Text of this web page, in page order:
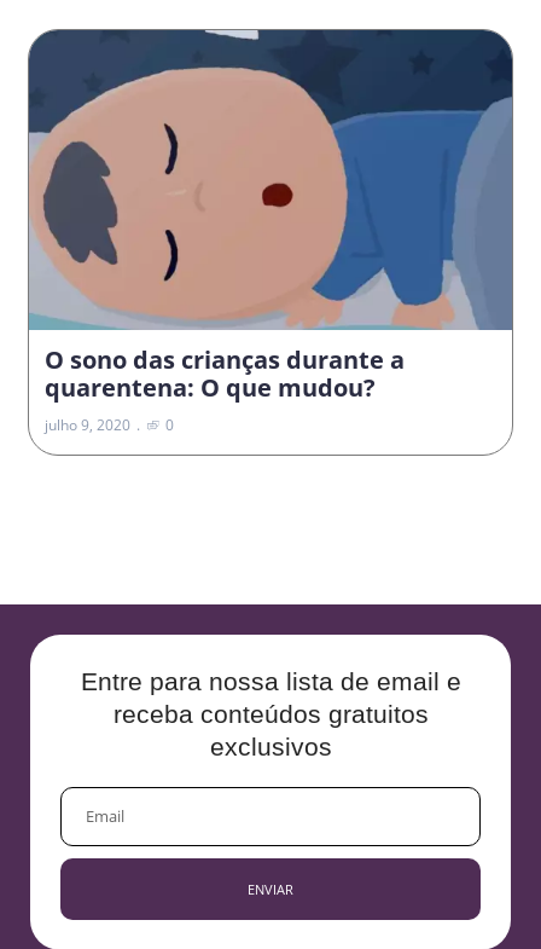
O sono das crianças durante a
quarentena: O que mudou?
julho 9, 2020 0
Entre para nossa lista de email e
receba conteúdos gratuitos
exclusivos
EMAIL
ENVIAR